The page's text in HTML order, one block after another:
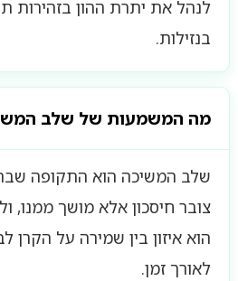
לנהל את יתרת ההון בזהירות
בנזילות.
מה המשמעות של שלב
שלב המשיכה הוא התקופה
צובר חיסכון אלא מושך ממנו,
הוא איזון בין שמירה על הקרן
לאורך זמן.